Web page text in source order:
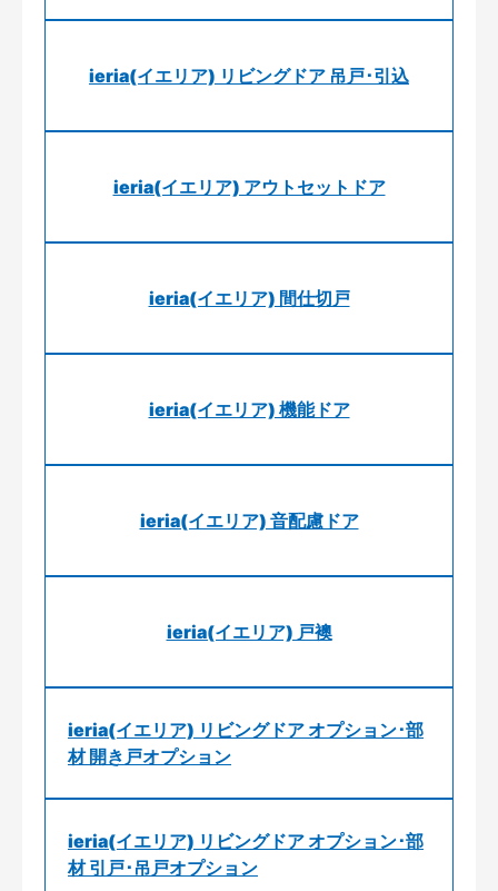
ieria(イエリア) リビングドア 吊戸･引込
ieria(イエリア) アウトセットドア
ieria(イエリア) 間仕切戸
ieria(イエリア) 機能ドア
ieria(イエリア) 音配慮ドア
ieria(イエリア) 戸襖
ieria(イエリア) リビングドア オプション･部
材 開き戸オプション
ieria(イエリア) リビングドア オプション･部
材 引戸･吊戸オプション